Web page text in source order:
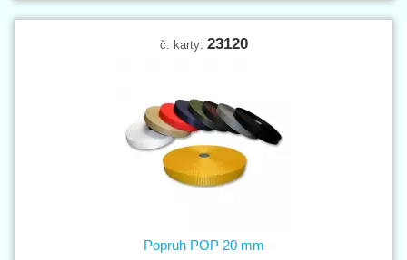
č. karty: 23120
Popruh POP 20 mm